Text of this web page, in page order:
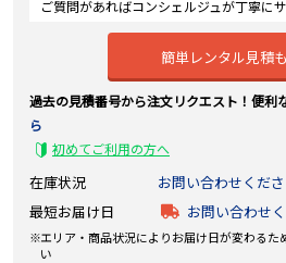
ご質問があればコンシェルジュが丁寧に
簡単レンタル見積
過去の見積番号から注文リクエスト！便利
ら
初めてご利用の方へ
在庫状況
お問い合わせくだ
最短お届け日
お問い合わせ
エリア・商品状況によりお届け日が変わるた
い